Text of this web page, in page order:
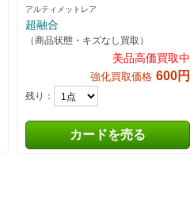
アルティメットレア
超融合
（商品状態・キズなし買取）
美品高価買取中
強化買取価格 600円
残り：
カードを売る